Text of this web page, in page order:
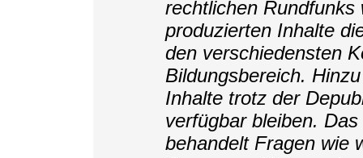
rechtlichen
produzierten Inhalte
den verschiedensten
Bildungsbereich.
Inhalte trotz der
verfügbar bleiben.
behandelt Fragen wie